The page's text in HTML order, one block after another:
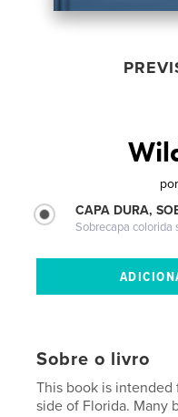
por
CAPA DURA,
Sobrecapa colorida
Sobre o livro
This book is
side of Florida. Many